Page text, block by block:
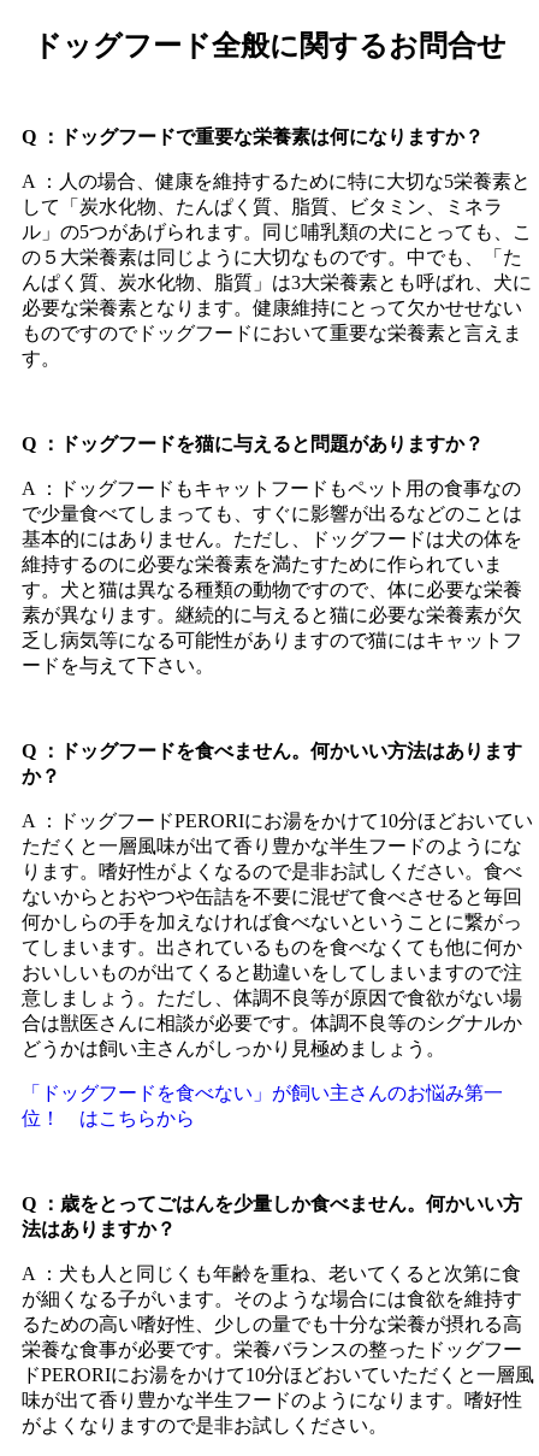
ドッグフード全般に関するお問合せ
Q ：ドッグフードで重要な栄養素は何になりますか？
A ：人の場合、健康を維持するために特に大切な5栄養素と
して「炭水化物、たんぱく質、脂質、ビタミン、ミネラ
ル」の5つがあげられます。同じ哺乳類の犬にとっても、こ
の５大栄養素は同じように大切なものです。中でも、「た
んぱく質、炭水化物、脂質」は3大栄養素とも呼ばれ、犬に
必要な栄養素となります。健康維持にとって欠かせせない
ものですのでドッグフードにおいて重要な栄養素と言えま
す。
Q ：ドッグフードを猫に与えると問題がありますか？
A ：ドッグフードもキャットフードもペット用の食事なの
で少量食べてしまっても、すぐに影響が出るなどのことは
基本的にはありません。ただし、ドッグフードは犬の体を
維持するのに必要な栄養素を満たすために作られていま
す。犬と猫は異なる種類の動物ですので、体に必要な栄養
素が異なります。継続的に与えると猫に必要な栄養素が欠
乏し病気等になる可能性がありますので猫にはキャットフ
ードを与えて下さい。
Q ：ドッグフードを食べません。何かいい方法はあります
か？
A ：ドッグフードPERORIにお湯をかけて10分ほどおいてい
ただくと一層風味が出て香り豊かな半生フードのようにな
ります。嗜好性がよくなるので是非お試しください。食べ
ないからとおやつや缶詰を不要に混ぜて食べさせると毎回
何かしらの手を加えなければ食べないということに繋がっ
てしまいます。出されているものを食べなくても他に何か
おいしいものが出てくると勘違いをしてしまいますので注
意しましょう。ただし、体調不良等が原因で食欲がない場
合は獣医さんに相談が必要です。体調不良等のシグナルか
どうかは飼い主さんがしっかり見極めましょう。
「ドッグフードを食べない」が飼い主さんのお悩み第一
位！ はこちらから
Q ：歳をとってごはんを少量しか食べません。何かいい方
法はありますか？
A ：犬も人と同じくも年齢を重ね、老いてくると次第に食
が細くなる子がいます。そのような場合には食欲を維持す
るための高い嗜好性、少しの量でも十分な栄養が摂れる高
栄養な食事が必要です。栄養バランスの整ったドッグフー
ドPERORIにお湯をかけて10分ほどおいていただくと一層風
味が出て香り豊かな半生フードのようになります。嗜好性
がよくなりますので是非お試しください。